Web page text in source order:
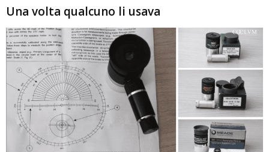
Una volta qualcuno li usava